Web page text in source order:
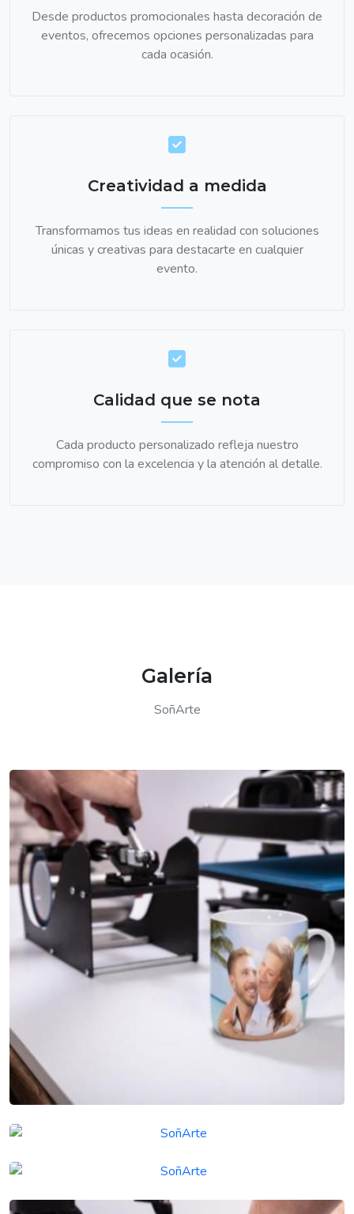
Desde productos promocionales hasta decoración de
eventos, ofrecemos opciones personalizadas para
cada ocasión.
Creatividad a medida
Transformamos tus ideas en realidad con soluciones
únicas y creativas para destacarte en cualquier
evento.
Calidad que se nota
Cada producto personalizado refleja nuestro
compromiso con la excelencia y la atención al detalle.
Galería
SoñArte